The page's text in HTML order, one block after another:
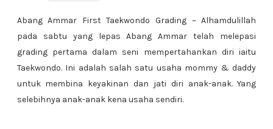
Abang Ammar First Taekwondo Grading ~ Alhamdulillah
pada sabtu yang lepas Abang Ammar telah melepasi
grading pertama dalam seni mempertahankan diri iaitu
Taekwondo. Ini adalah salah satu usaha mommy & daddy
untuk membina keyakinan dan jati diri anak-anak. Yang
selebihnya anak-anak kena usaha sendiri.